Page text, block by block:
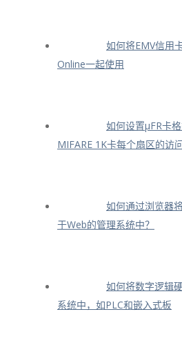
如何将EMV信用
Online一起使用
如何设置μFR卡
MIFARE 1K卡每个扇区的访
如何通过浏览器
于Web的管理系统中？
如何将数字逻辑
系统中，如PLC和嵌入式板